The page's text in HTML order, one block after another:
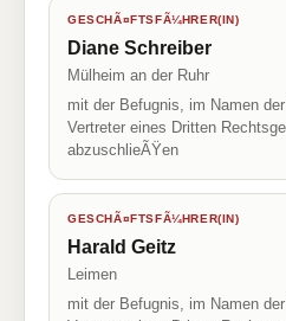
GESCHÃ¤FTSFÃ¼HRER(IN)
Diane Schreiber
Mülheim an der Ruhr
mit der Befugnis, im Namen
Vertreter eines Dritten
abzuschlieÃŸen
GESCHÃ¤FTSFÃ¼HRER(IN)
Harald Geitz
Leimen
mit der Befugnis, im Namen